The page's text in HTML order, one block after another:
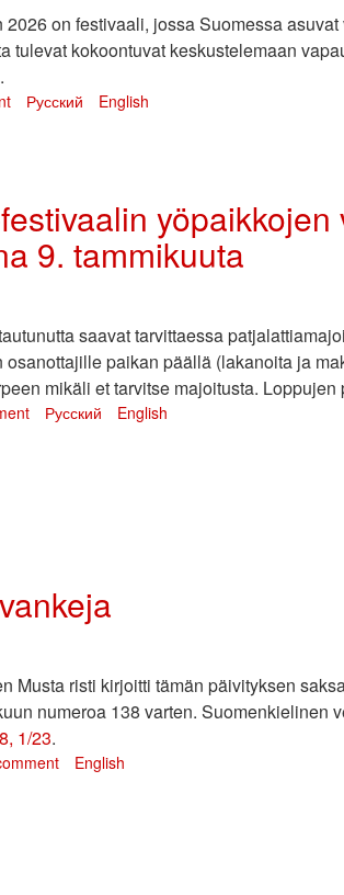
on festivaali, jossa Suomessa
tulevat kokoontuvat keskustelemaan
Русский English
yöpaikkojen
9. tammikuuta
saavat tarvittaessa
paikan päällä (lakanoita ja
mikäli et tarvitse majoitusta. Loppujen
Русский English
Musta risti kirjoitti tämän päivityksen
numeroa 138 varten. Suomenkielinen
1/23.
English